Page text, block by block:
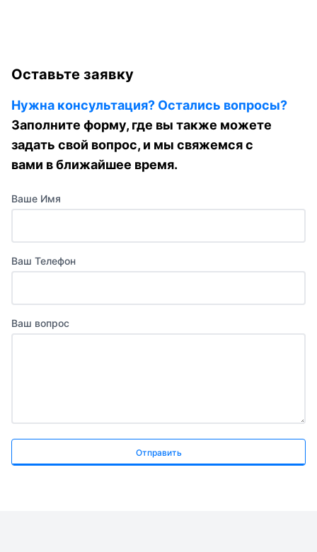
Оставьте заявку
Нужна консультация? Остались вопросы?
Заполните форму, где вы также можете
задать свой вопрос, и мы свяжемся с
вами в ближайшее время.
Ваше Имя
Ваш Телефон
Ваш вопрос
Отправить